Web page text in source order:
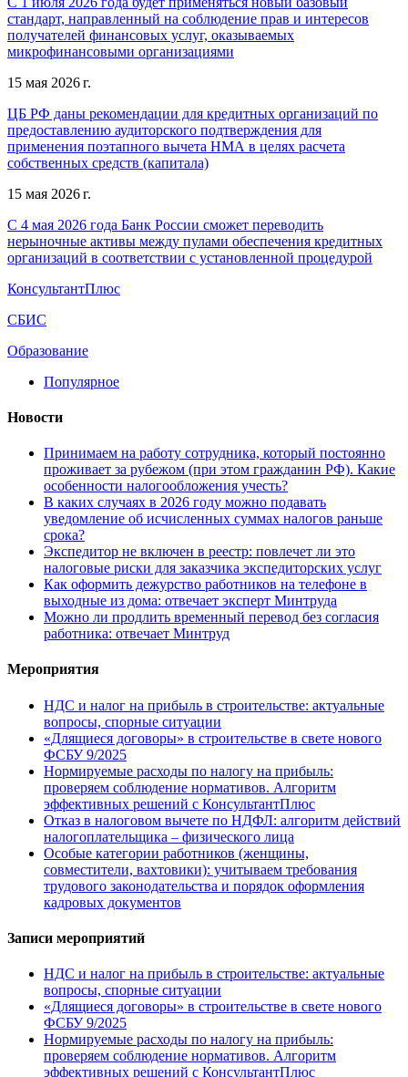
стандарт, направленный на соблюдение прав и интересов
получателей финансовых услуг, оказываемых
микрофинансовыми организациями
15 мая 2026 г.
ЦБ РФ даны рекомендации для кредитных организаций по
предоставлению аудиторского подтверждения для
применения поэтапного вычета НМА в целях расчета
собственных средств (капитала)
15 мая 2026 г.
С 4 мая 2026 года Банк России сможет переводить
нерыночные активы между пулами обеспечения кредитных
организаций в соответствии с установленной процедурой
КонсультантПлюс
СБИС
Образование
Популярное
Новости
Принимаем на работу сотрудника, который постоянно
проживает за рубежом (при этом гражданин РФ). Какие
особенности налогообложения учесть?
В каких случаях в 2026 году можно подавать
уведомление об исчисленных суммах налогов раньше
срока?
Экспедитор не включен в реестр: повлечет ли это
налоговые риски для заказчика экспедиторских услуг
Как оформить дежурство работников на телефоне в
выходные из дома: отвечает эксперт Минтруда
Можно ли продлить временный перевод без согласия
работника: отвечает Минтруд
Мероприятия
НДС и налог на прибыль в строительстве: актуальные
вопросы, спорные ситуации
«Длящиеся договоры» в строительстве в свете нового
ФСБУ 9/2025
Нормируемые расходы по налогу на прибыль:
проверяем соблюдение нормативов. Алгоритм
эффективных решений с КонсультантПлюс
Отказ в налоговом вычете по НДФЛ: алгоритм действий
налогоплательщика – физического лица
Особые категории работников (женщины,
совместители, вахтовики): учитываем требования
трудового законодательства и порядок оформления
кадровых документов
Записи мероприятий
НДС и налог на прибыль в строительстве: актуальные
вопросы, спорные ситуации
«Длящиеся договоры» в строительстве в свете нового
ФСБУ 9/2025
Нормируемые расходы по налогу на прибыль:
проверяем соблюдение нормативов. Алгоритм
эффективных решений с КонсультантПлюс